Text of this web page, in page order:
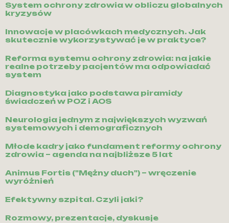
System ochrony zdrowia w obliczu globalnych
kryzysów
Innowacje w placówkach medycznych. Jak
skutecznie wykorzystywać je w praktyce?
Reforma systemu ochrony zdrowia: na jakie
realne potrzeby pacjentów ma odpowiadać
system
Diagnostyka jako podstawa piramidy
świadczeń w POZ i AOS
Neurologia jednym z największych wyzwań
systemowych i demograficznych
Młode kadry jako fundament reformy ochrony
zdrowia – agenda na najbliższe 5 lat
Animus Fortis ("Mężny duch") – wręczenie
wyróżnień
Efektywny szpital. Czyli jaki?
Rozmowy, prezentacje, dyskusje